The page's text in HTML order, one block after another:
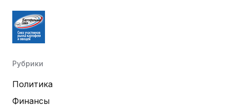
Рубрики
Политика
Финансы